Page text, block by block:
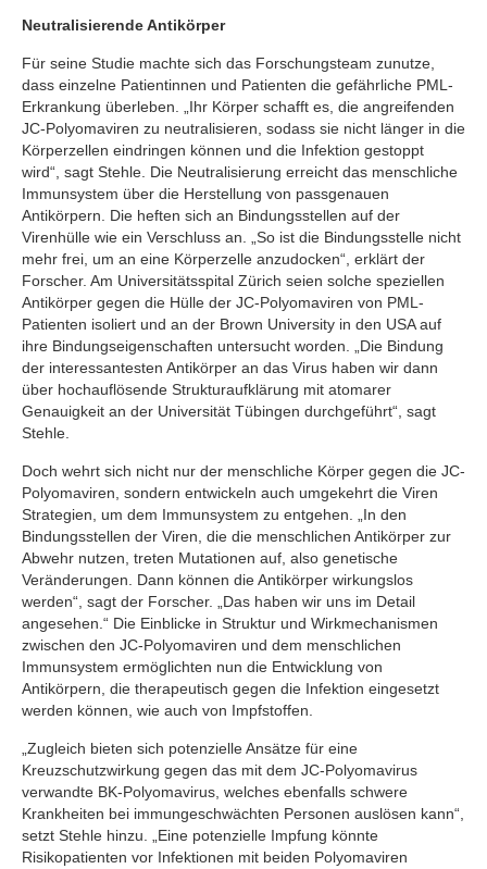
Neutralisierende Antikörper
Für seine Studie machte sich das Forschungsteam zunutze,
dass einzelne Patientinnen und Patienten die gefährliche PML-
Erkrankung überleben. „Ihr Körper schafft es, die angreifenden
JC-Polyomaviren zu neutralisieren, sodass sie nicht länger in die
Körperzellen eindringen können und die Infektion gestoppt
wird“, sagt Stehle. Die Neutralisierung erreicht das menschliche
Immunsystem über die Herstellung von passgenauen
Antikörpern. Die heften sich an Bindungsstellen auf der
Virenhülle wie ein Verschluss an. „So ist die Bindungsstelle nicht
mehr frei, um an eine Körperzelle anzudocken“, erklärt der
Forscher. Am Universitätsspital Zürich seien solche speziellen
Antikörper gegen die Hülle der JC-Polyomaviren von PML-
Patienten isoliert und an der Brown University in den USA auf
ihre Bindungseigenschaften untersucht worden. „Die Bindung
der interessantesten Antikörper an das Virus haben wir dann
über hochauflösende Strukturaufklärung mit atomarer
Genauigkeit an der Universität Tübingen durchgeführt“, sagt
Stehle.
Doch wehrt sich nicht nur der menschliche Körper gegen die JC-
Polyomaviren, sondern entwickeln auch umgekehrt die Viren
Strategien, um dem Immunsystem zu entgehen. „In den
Bindungsstellen der Viren, die die menschlichen Antikörper zur
Abwehr nutzen, treten Mutationen auf, also genetische
Veränderungen. Dann können die Antikörper wirkungslos
werden“, sagt der Forscher. „Das haben wir uns im Detail
angesehen.“ Die Einblicke in Struktur und Wirkmechanismen
zwischen den JC-Polyomaviren und dem menschlichen
Immunsystem ermöglichten nun die Entwicklung von
Antikörpern, die therapeutisch gegen die Infektion eingesetzt
werden können, wie auch von Impfstoffen.
„Zugleich bieten sich potenzielle Ansätze für eine
Kreuzschutzwirkung gegen das mit dem JC-Polyomavirus
verwandte BK-Polyomavirus, welches ebenfalls schwere
Krankheiten bei immungeschwächten Personen auslösen kann“,
setzt Stehle hinzu. „Eine potenzielle Impfung könnte
Risikopatienten vor Infektionen mit beiden Polyomaviren